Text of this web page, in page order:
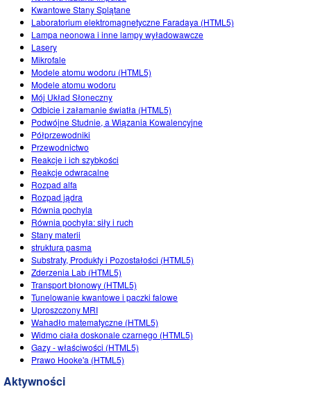
Raport o wpływie
Kwantowe Stany Splątane
Laboratorium elektromagnetyczne Faradaya (HTML5)
Lampa neonowa i inne lampy wyładowawcze
Lasery
Mikrofale
Modele atomu wodoru (HTML5)
Modele atomu wodoru
Mój Układ Słoneczny
Odbicie i załamanie światła (HTML5)
Podwójne Studnie, a Wiązania Kowalencyjne
Półprzewodniki
Przewodnictwo
Reakcje i ich szybkości
Reakcje odwracalne
Rozpad alfa
Rozpad jądra
Równia pochyla
Równia pochyła: siły i ruch
Stany materii
struktura pasma
Substraty, Produkty i Pozostałości (HTML5)
Zderzenia Lab (HTML5)
Transport błonowy (HTML5)
Tunelowanie kwantowe i paczki falowe
Uproszczony MRI
Wahadło matematyczne (HTML5)
Widmo ciała doskonale czarnego (HTML5)
Gazy - właściwości (HTML5)
‪Prawo Hooke'a (HTML5)
Aktywności